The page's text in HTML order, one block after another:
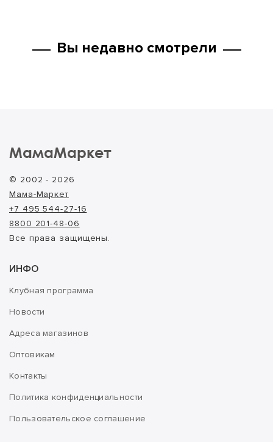
Вы недавно смотрели
МамаМаркет
© 2002 - 2026
Мама-Маркет
+7 495 544-27-16
8800 201-48-06
Все права защищены.
ИНФО
Клубная программа
Новости
Адреса магазинов
Оптовикам
Контакты
Политика конфиденциальности
Пользовательское соглашение